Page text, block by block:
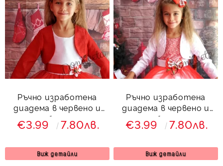
Ръчно изработена
диадема в червено и
бяло
€3.99 7.80лв.
Виж детайли
Ръчно изработена
диадема в червено и
бяло
€3.99 7.80лв.
Виж детайли